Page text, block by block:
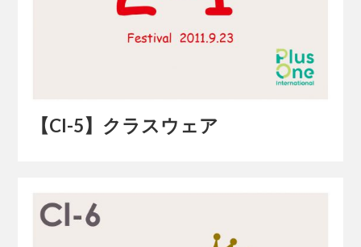
【Cl-5】クラスウェア